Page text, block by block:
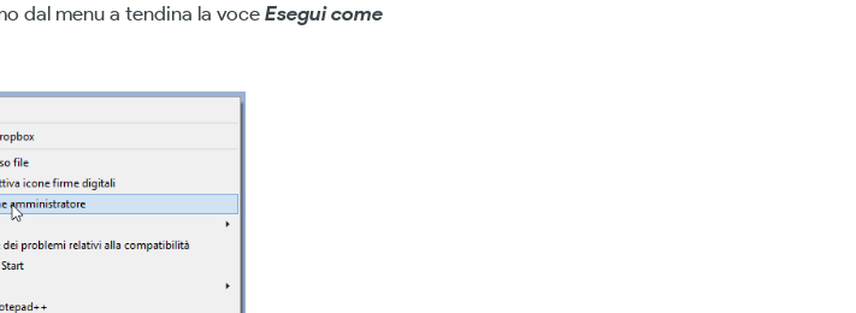
dal menu a tendina la voceEsegui come